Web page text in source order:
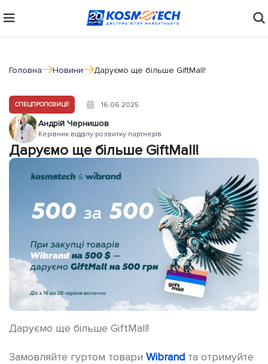
Головна Новини Даруємо ще більше GiftMall!
СПЕЦПРОПОЗИЦІЇ 16.06.2025
Андрій Чернишов
Керівник відділу розвитку партнерів
Даруємо ще більше GiftMall!
Даруємо ще більше GiftMall!
Замовляйте гуртом товари Wibrand та отримуйте